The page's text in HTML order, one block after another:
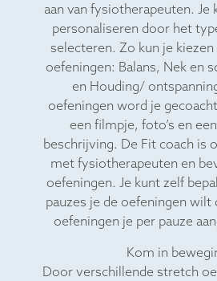
aan van fysiotherapeuten. Je
personaliseren door het
selecteren. Zo kun je
oefeningen: Balans, Nek en
en Houding/
oefeningen word je
een filmpje, foto’s en
beschrijving. De Fit coach is
met fysiotherapeuten en
oefeningen. Je kunt zelf
pauzes je de oefeningen wilt
oefeningen je per pauze
Kom in
Door verschillende stretch